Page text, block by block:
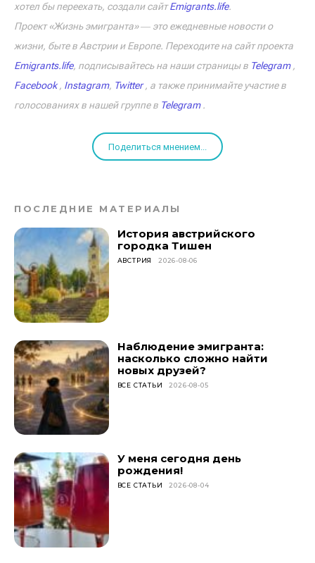
хотел бы переехать, создали сайтEmigrants.life.
Проект «Жизнь эмигранта» ― это ежедневные новости о
жизни, быте в Австрии и Европе. Переходите на сайт проекта
Emigrants.life, подписывайтесь на наши страницы в Telegram,
Facebook, Instagram, Twitter, а также принимайте участие в
голосованиях в нашей группе в Telegram.
Поделиться мнением...
ПОСЛЕДНИЕ МАТЕРИАЛЫ
История австрийского
городка Тишен
АВСТРИЯ 2026-08-06
Наблюдение эмигранта:
насколько сложно найти
новых друзей?
ВСЕ СТАТЬИ 2026-08-05
У меня сегодня день
рождения!
ВСЕ СТАТЬИ 2026-08-04